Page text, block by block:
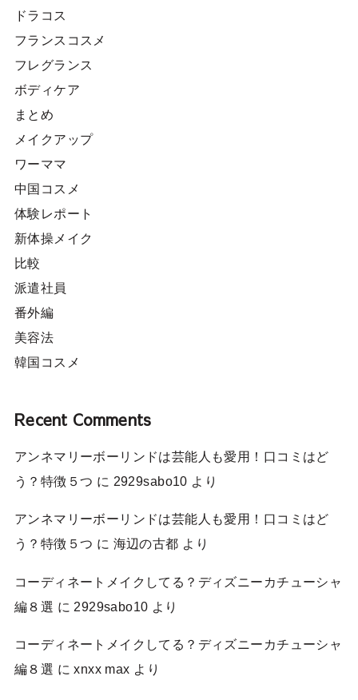
ドラコス
フランスコスメ
フレグランス
ボディケア
まとめ
メイクアップ
ワーママ
中国コスメ
体験レポート
新体操メイク
比較
派遣社員
番外編
美容法
韓国コスメ
Recent Comments
アンネマリーボーリンドは芸能人も愛用！口コミはど
う？特徴５つ に 2929sabo10 より
アンネマリーボーリンドは芸能人も愛用！口コミはど
う？特徴５つ に 海辺の古都 より
コーディネートメイクしてる？ディズニーカチューシャ
編８選 に 2929sabo10 より
コーディネートメイクしてる？ディズニーカチューシャ
編８選 にxnxx max より